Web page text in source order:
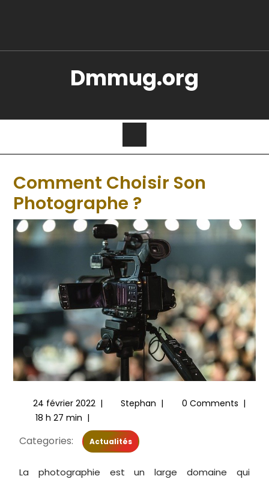
Dmmug.org
Comment Choisir Son
Photographe ?
24 février 2022 | Stephan | 0 Comments |
18 h 27 min |
Categories: Actualités
La photographie est un large domaine qui